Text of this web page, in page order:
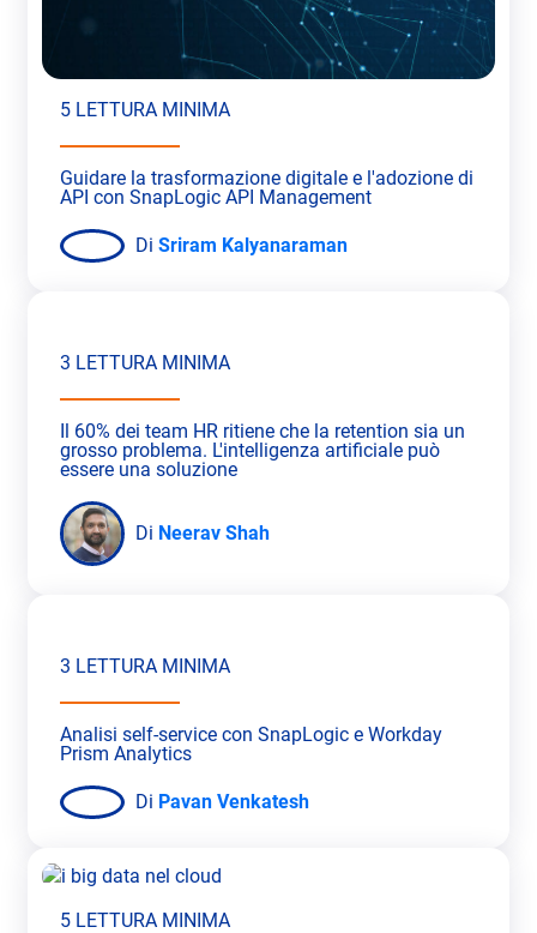
5 LETTURA MINIMA
Guidare la trasformazione digitale e l'adozione di
API con SnapLogic API Management
Di Sriram Kalyanaraman
3 LETTURA MINIMA
Il 60% dei team HR ritiene che la retention sia un
grosso problema. L'intelligenza artificiale può
essere una soluzione
Di Neerav Shah
3 LETTURA MINIMA
Analisi self-service con SnapLogic e Workday
Prism Analytics
Di Pavan Venkatesh
5 LETTURA MINIMA